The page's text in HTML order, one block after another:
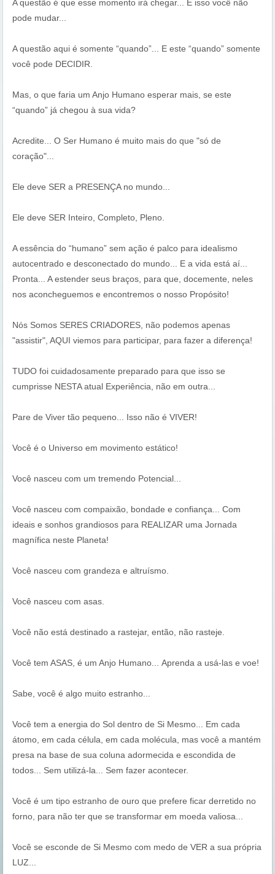
A questão é que esse momento irá chegar... E isso você não
pode mudar...
A questão aqui é somente “quando”... E este “quando” somente
você pode DECIDIR.
Mas, o que faria um Anjo Humano esperar mais, se este
“quando” já chegou à sua vida?
Acredite... O Ser Humano é muito mais do que "só de
coração"...
Ele deve SER a PRESENÇA no mundo...
Ele deve SER Inteiro, Completo, Pleno.
A essência do “humano” sem ação é palco para idealismo
autocentrado e desconectado do mundo... E a vida está aí...
Pronta... A estender seus braços, para que, docemente, neles
nos aconcheguemos e encontremos o nosso Propósito!
Nós Somos SERES CRIADORES, não podemos apenas
"assistir", AQUI viemos para participar, para fazer a diferença!
TUDO foi cuidadosamente preparado para que isso se
cumprisse NESTA atual Experiência, não em outra...
Pare de Viver tão pequeno... Isso não é VIVER!
Você é o Universo em movimento estático!
Você nasceu com um tremendo Potencial...
Você nasceu com compaixão, bondade e confiança... Com
ideais e sonhos grandiosos para REALIZAR uma Jornada
magnífica neste Planeta!
Você nasceu com grandeza e altruísmo.
Você nasceu com asas.
Você não está destinado a rastejar, então, não rasteje.
Você tem ASAS, é um Anjo Humano... Aprenda a usá-las e voe!
Sabe, você é algo muito estranho...
Você tem a energia do Sol dentro de Si Mesmo... Em cada
átomo, em cada célula, em cada molécula, mas você a mantém
presa na base de sua coluna adormecida e escondida de
todos... Sem utilizá-la... Sem fazer acontecer.
Você é um tipo estranho de ouro que prefere ficar derretido no
forno, para não ter que se transformar em moeda valiosa...
Você se esconde de Si Mesmo com medo de VER a sua própria
LUZ...